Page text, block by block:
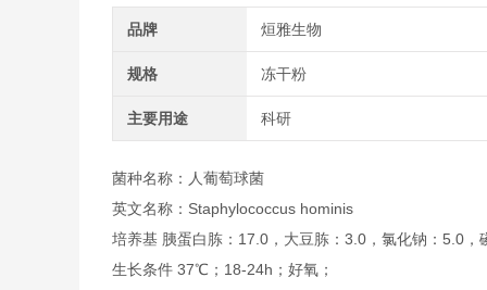
品牌 烜雅生物
规格 冻干粉
主要用途 科研
菌种名称：人葡萄球菌
英文名称：Staphylococcus hominis
培养基 胰蛋白胨：17.0，大豆胨：3.0，氯化钠：5.0
生长条件 37℃；18-24h；好氧；